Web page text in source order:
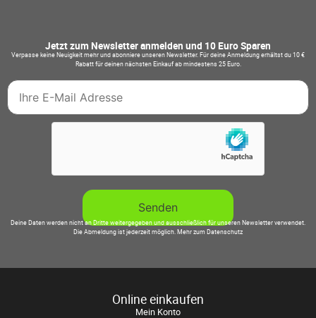
Jetzt zum Newsletter anmelden und 10 Euro Sparen
Verpasse keine Neuigkeit mehr und abonniere unseren Newsletter. Für deine Anmeldung erhältst du 10 €
Rabatt für deinen nächsten Einkauf ab mindestens 25 Euro.
Deine Daten werden nicht an Dritte weitergegeben und ausschließlich für unseren Newsletter verwendet.
Die Abmeldung ist jederzeit möglich.Mehr zum Datenschutz
Online einkaufen
Mein Konto